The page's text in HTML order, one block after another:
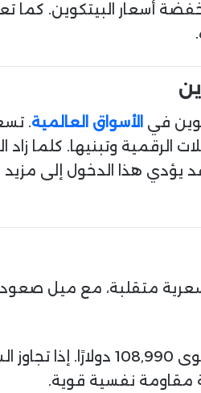
أسعار البيتكوين. كما
في الأسواق العالمية.
وتبنيها. كلما زاد
يؤدي هذا الدخول إلى
متقلبة، مع ميل صعودي
وبالنظر إلى أقرب مناطق المقاومة، يواجه